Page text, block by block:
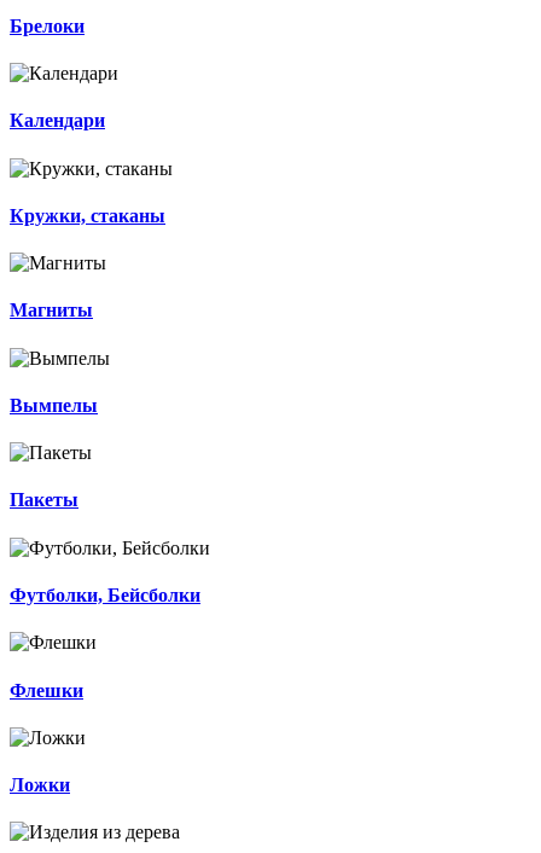
Брелоки
Календари
Кружки, стаканы
Магниты
Вымпелы
Пакеты
Футболки, Бейсболки
Флешки
Ложки